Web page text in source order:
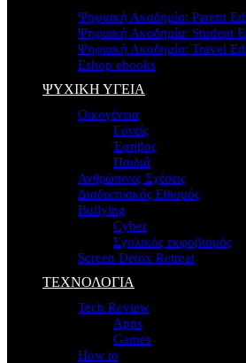
Ψηφιακή Ακαδημία: Parent
Ψηφιακή Ακαδημία: Student
Ψηφιακή Ακαδημία: Travel
Eshop ebooks
ΨΥΧΙΚΗ ΥΓΕΙΑ
Οικογένεια
Γονείς
Έφηβος
Παιδιά
Ανθρώπινες Σχέσεις
Διαδικτυακός Εθισμός
Bullying
Cyber
Σχολικός εκφοβισμός
Screen Detox Retreat
ΤΕΧΝΟΛΟΓΙΑ
Tech Review
Apps
Games
How to